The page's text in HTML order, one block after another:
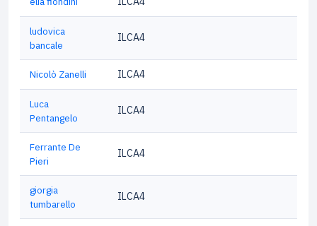
ludovica
bancale
ILCA4
Nicolò Zanelli ILCA4
Luca
Pentangelo
ILCA4
Ferrante De
Pieri
ILCA4
giorgia
tumbarello
ILCA4